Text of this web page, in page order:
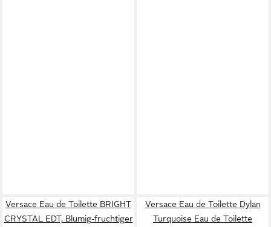
Versace Eau de Toilette BRIGHT
CRYSTAL EDT, Blumig-fruchtiger
Versace Eau de Toilette Dylan
Turquoise Eau de Toilette